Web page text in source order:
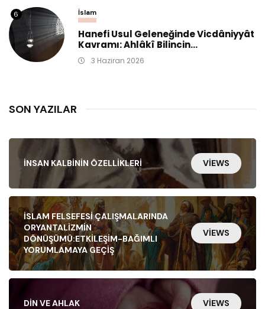
6 İslam
Hanefi Usul Geleneğinde Vicdâniyyât
Kavramı: Ahlâkî Bilincin...
3 Haziran 2026
SON YAZILAR
İNSAN KALBININ ÖZELLIKLERI VIEWS
İSLAM FELSEFESI ÇALIŞMALARINDA
ORYANTALIZMIN
DÖNÜŞÜMÜ:ETKILEŞIM-BAĞIMLI
YORUMLAMAYA GEÇIŞ
VIEWS
DIN VE AHLAK VIEWS